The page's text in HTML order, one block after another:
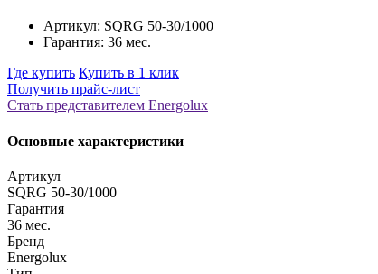
Артикул: SQRG 50-30/1000
Гарантия: 36 мес.
Где купить Купить в 1 клик
Получить прайс-лист
Стать представителем Еnergolux
Основные характеристики
Артикул
SQRG 50-30/1000
Гарантия
36 мес.
Бренд
Energolux